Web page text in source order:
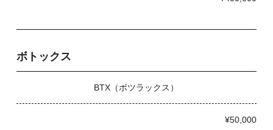
ボトックス
BTX（ボツラックス）
¥50,000